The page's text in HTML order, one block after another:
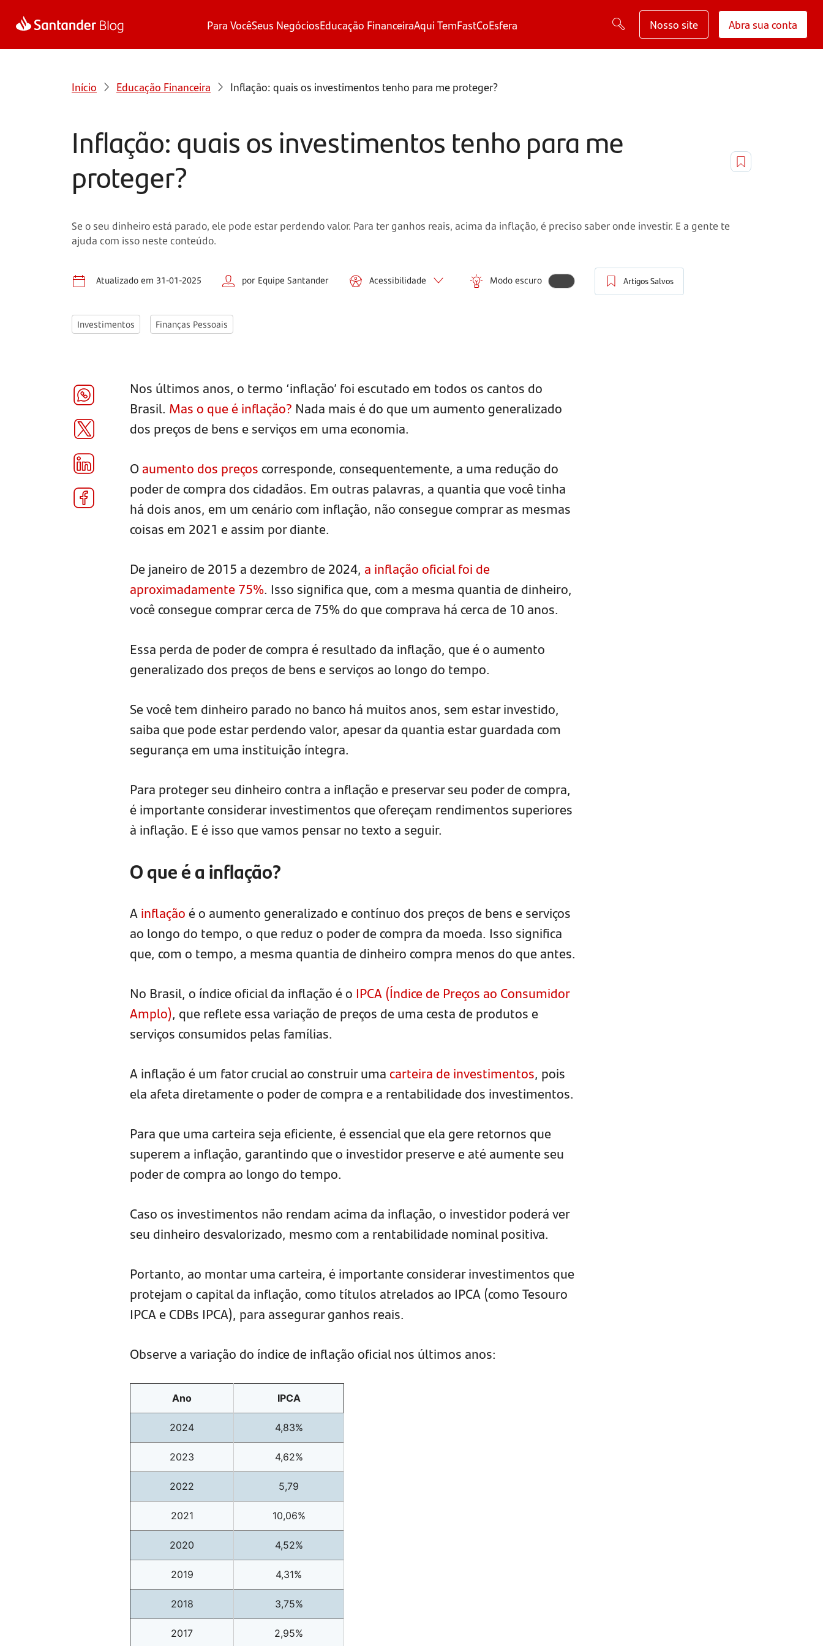
Para VocêSeus NegóciosEducação FinanceiraAqui TemFastCoEsfera Nosso site Abra sua conta
Início Educação Financeira Inflação: quais os investimentos tenho para me proteger?
Inflação: quais os investimentos tenho para me
proteger?
Se o seu dinheiro está parado, ele pode estar perdendo valor. Para ter ganhos reais, acima da inflação, é preciso saber onde investir. E a gente te
ajuda com isso neste conteúdo.
Atualizado em 31-01-2025 por Equipe Santander Acessibilidade Modo escuro Artigos Salvos
Investimentos Finanças Pessoais
Nos últimos anos, o termo ‘inflação’ foi escutado em todos os cantos do
Brasil. Mas o que é inflação? Nada mais é do que um aumento generalizado
dos preços de bens e serviços em uma economia.
Oaumento dos preçoscorresponde, consequentemente, a uma redução do
poder de compra dos cidadãos. Em outras palavras, a quantia que você tinha
há dois anos, em um cenário com inflação, não consegue comprar as mesmas
coisas em 2021 e assim por diante.
De janeiro de 2015 a dezembro de 2024, a inflação oficial foi de
aproximadamente 75%. Isso significa que, com a mesma quantia de dinheiro,
você consegue comprar cerca de 75% do que comprava há cerca de 10 anos.
Essa perda de poder de compra é resultado da inflação, que é o aumento
generalizado dos preços de bens e serviços ao longo do tempo.
Se você tem dinheiro parado no banco há muitos anos, sem estar investido,
saiba que pode estar perdendo valor, apesar da quantia estar guardada com
segurança em uma instituição íntegra.
Para proteger seu dinheiro contra a inflação e preservar seu poder de compra,
é importante considerar investimentos que ofereçam rendimentos superiores
à inflação. E é isso que vamos pensar no texto a seguir.
O que é a inflação?
Ainflaçãoé o aumento generalizado e contínuo dos preços de bens e serviços
ao longo do tempo, o que reduz o poder de compra da moeda. Isso significa
que, com o tempo, a mesma quantia de dinheiro compra menos do que antes.
No Brasil, o índice oficial da inflação é o IPCA (Índice de Preços ao Consumidor
Amplo), que reflete essa variação de preços de uma cesta de produtos e
serviços consumidos pelas famílias.
A inflação é um fator crucial ao construir umacarteira de investimentos, pois
ela afeta diretamente o poder de compra e a rentabilidade dos investimentos.
Para que uma carteira seja eficiente, é essencial que ela gere retornos que
superem a inflação, garantindo que o investidor preserve e até aumente seu
poder de compra ao longo do tempo.
Caso os investimentos não rendam acima da inflação, o investidor poderá ver
seu dinheiro desvalorizado, mesmo com a rentabilidade nominal positiva.
Portanto, ao montar uma carteira, é importante considerar investimentos que
protejam o capital da inflação, como títulos atrelados ao IPCA (como Tesouro
IPCA e CDBs IPCA), para assegurar ganhos reais.
Observe a variação do índice de inflação oficial nos últimos anos:
Ano IPCA
2024 4,83%
2023 4,62%
2022 5,79
2021 10,06%
2020 4,52%
2019 4,31%
2018 3,75%
2017 2,95%